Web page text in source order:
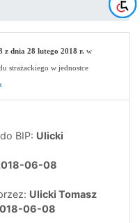
z dnia 28 lutego 2018 r. w
strażackiego w jednostce
BIP: Ulicki
06-08
Ulicki Tomasz
06-08